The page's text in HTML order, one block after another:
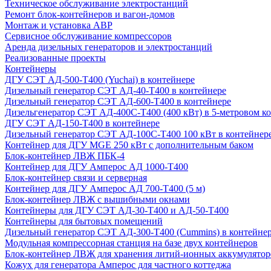
Техническое обслуживание электростанций
Ремонт блок-контейнеров и вагон-домов
Монтаж и установка АВР
Сервисное обслуживание компрессоров
Аренда дизельных генераторов и электростанций
Реализованные проекты
Контейнеры
ДГУ СЭТ АД-500-Т400 (Yuchai) в контейнере
Дизельный генератор СЭТ АД-40-Т400 в контейнере
Дизельный генератор СЭТ АД-600-Т400 в контейнере
Дизельгенератор СЭТ АД-400С-Т400 (400 кВт) в 5-метровом
ДГУ СЭТ АД-150-Т400 в контейнере
Дизельный генератор СЭТ АД-100С-Т400 100 кВт в
Контейнер для ДГУ MGE 250 кВт с дополнительным баком
Блок-контейнер ЛВЖ ПБК-4
Контейнер для ДГУ Амперос АД 1000-Т400
Блок-контейнер связи и серверная
Контейнер для ДГУ Амперос АД 700-Т400 (5 м)
Блок-контейнер ЛВЖ с вышибными окнами
Контейнеры для ДГУ СЭТ АД-30-Т400 и АД-50-Т400
Контейнеры для бытовых помещений
Дизельный генератор СЭТ АД-300-Т400 (Cummins) в
Модульная компрессорная станция на базе двух контейнеров
Блок-контейнер ЛВЖ для хранения литий-ионных
Кожух для генератора Амперос для частного коттеджа